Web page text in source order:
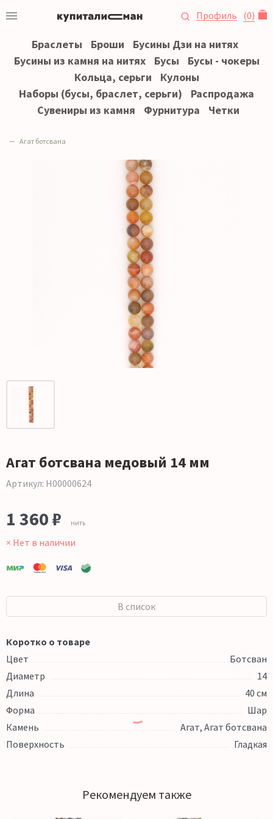
Профиль (0)
Браслеты Броши
Бусины Дзи на нитях
Бусины из камня на нитях
Бусы
Бусы - чокеры
Кольца, серьги
Кулоны
Наборы (бусы, браслет, серьги)
Распродажа
Сувениры из камня
Фурнитура Четки
Агат ботсвана
Агат ботсвана медовый 14 мм
Артикул: Н00000624
1 360 ₽ нить
× Нет в наличии
В список
Коротко о товаре
Цвет
Ботсван
Диаметр
14
Длина
40 см
Форма
Шар
Камень
Агат, Агат ботсвана
Поверхность
Гладкая
Рекомендуем также